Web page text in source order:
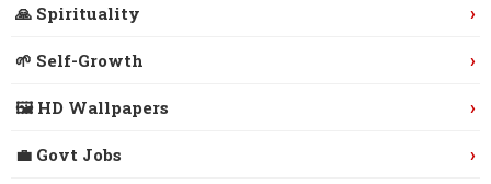
🙏 Spirituality ›
🌱 Self-Growth ›
🖼️ HD Wallpapers ›
💼 Govt Jobs ›